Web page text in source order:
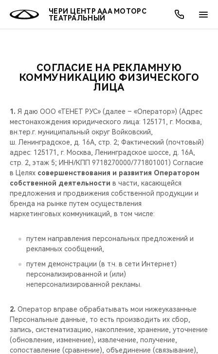
ЧЕРИ ЦЕНТР ААА МОТОРС
ТЕАТРАЛЬНЫЙ
МОДЕЛИ
КРОССОВЕРЫ
СЕДАНЫ
НОВИНКИ
ПОКУПАТЕЛЯМ
КРЕДИТ И СТРАХОВАНИЕ
ВЛАДЕЛЬЦАМ
ЗАПЧАСТИ И АКСЕССУАРЫ
ПОДДЕРЖКА
CHERY CONNECT
МИР CHERY
О БРЕНДЕ
CHERY В СОЦСЕТЯХ
ЛЮДИ CHERY
БЛАГОТВОРИТЕЛЬНОСТЬ
CHERY REMOTE
CHERY И СПОРТ
НАШИ МЕРОПРИЯТИЯ
CHERY ДЛЯ ДЕТЕЙ
АКЦИИ
ОНЛАЙН СЕРВИСЫ
КРЕДИТ
О КОМПАНИИ
МЫ В СОЦСЕТЯХ
СОГЛАСИЕ НА РЕКЛАМНУЮ
КОММУНИКАЦИЮ ФИЗИЧЕСКОГО
ЛИЦА
1. Я даю ООО «ТЕНЕТ РУС» (далее – «Оператор») (Адрес
местонахождения юридического лица: 125171, г. Москва,
вн.тер.г. муниципальный округ Войковский,
ш. Ленинградское, д. 16А, стр. 2; Фактический (почтовый)
адрес: 125171, г. Москва, Ленинградское шоссе, д. 16А,
стр. 2, этаж 5; ИНН/КПП 9718270000/771801001) Согласие
в Целях совершенствования и развития Оператором
собственной деятельности в части, касающейся
предложения и продвижения собственной продукции и
бренда на рынке путем осуществления
маркетинговых коммуникаций, в том числе:
путем направления персональных предложений и
рекламных сообщений,
путем демонстрации (в т.ч. в сети Интернет)
персонализированной и (или)
неперсонализированной рекламы.
2. Оператор вправе обрабатывать мои нижеуказанные
Персональные данные, то есть производить их сбор,
запись, систематизацию, накопление, хранение, уточнение
(обновление, изменение), извлечение, получение,
сопоставление (сравнение), объединение (связывание),